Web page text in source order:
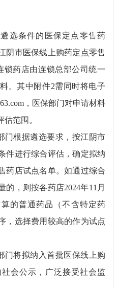
选条件的医保定点零售药
阴市医保线上购药定点零售
锁药店由连锁总部公司统一
。其中附件2需同时将电子
，医保部门对申请材料
范围。
门根据遴选要求， 按江阴市
件进行综合评估，确定拟纳
药店试点名单。如通过综合
的，则按各药店2024年11 月
算的普通药品（不含特定药
，选择费用较高的作为试点
门将拟纳入首批医保线上购
会公示，广泛接受社会监